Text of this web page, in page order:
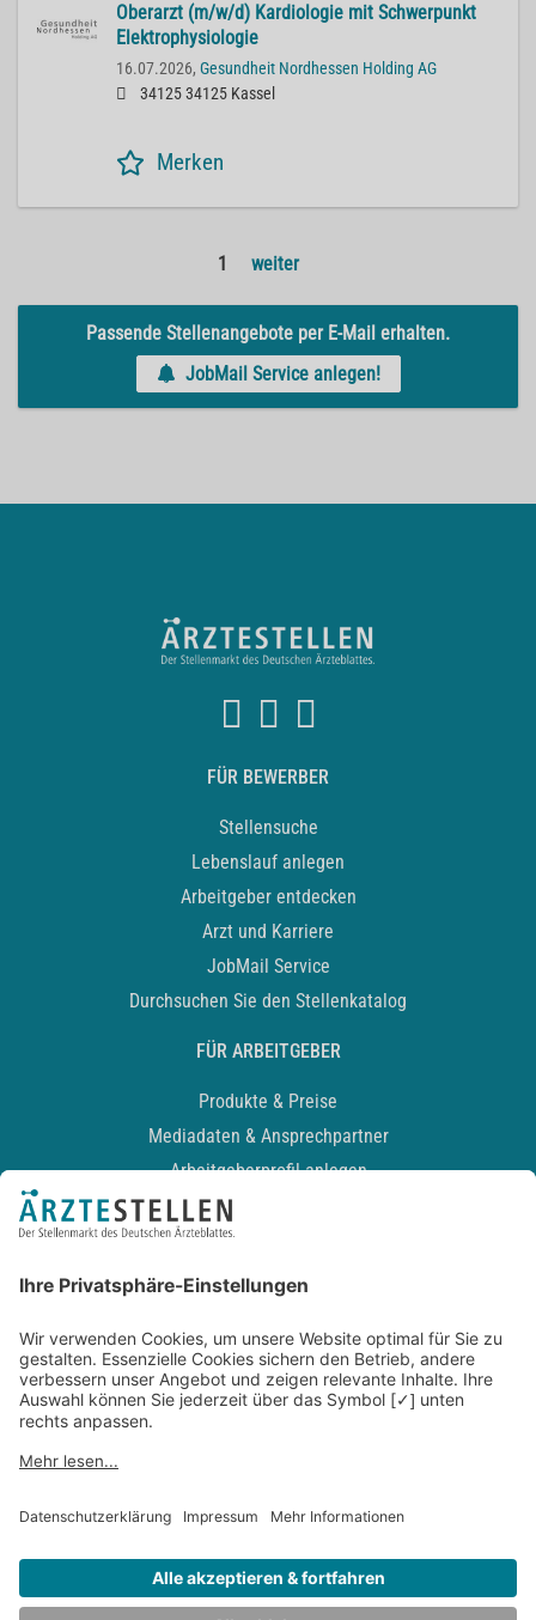
Oberarzt (m/w/d) Kardiologie mit Schwerpunkt
Elektrophysiologie
16.07.2026, Gesundheit Nordhessen Holding AG
34125 34125 Kassel
Merken
1 weiter
Passende Stellenangebote per E-Mail erhalten.
JobMail Service anlegen!
FÜR BEWERBER
Stellensuche
Lebenslauf anlegen
Arbeitgeber entdecken
Arzt und Karriere
JobMail Service
Durchsuchen Sie den Stellenkatalog
FÜR ARBEITGEBER
Produkte & Preise
Mediadaten & Ansprechpartner
Arbeitgeberprofil anlegen
Recruiting-Podcast
Kontakt
Datenschutz
Newsletter